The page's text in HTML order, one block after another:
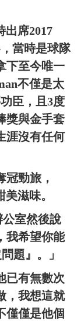
出席2017
當時是球隊
下至今唯一
不僅是太
臣，且3度
獎與金手套
涯沒有任何
勁旅，
滋味。
室然後說
我希望你能
題』。」
已有無數次
，我想這就
僅僅是他個